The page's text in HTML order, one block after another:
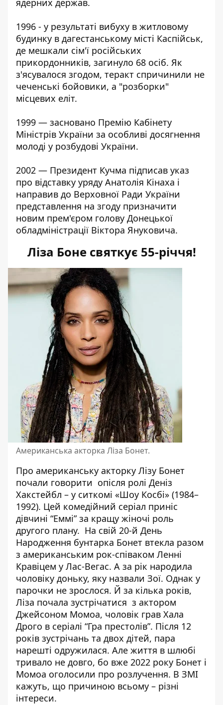
ядерних держав.
1996 - у результаті вибуху в житловому
будинку в дагестанському місті Каспійськ,
де мешкали сім'ї російських
прикордонників, загинуло 68 осіб. Як
з'ясувалося згодом, теракт спричинили не
чеченські бойовики, а "розборки"
місцевих еліт.
1999 — засновано Премію Кабінету
Міністрів України за особливі досягнення
молоді у розбудові України.
2002 — Президент Кучма підписав указ
про відставку уряду Анатолія Кінаха і
направив до Верховної Ради України
представлення на згоду призначити
новим прем'єром голову Донецької
обладміністрації Віктора Януковича.
Ліза Боне святкує 55-річчя!
Американська акторка Ліза Бонет.
Про американську акторку Лізу Бонет
почали говорити опісля ролі Деніз
Хакстейбл – у ситкомі «Шоу Косбі» (1984–
1992). Цей комедійний серіал приніс
дівчині “Еммі” за кращу жіночі роль
другого плану. На свій 20-й День
Народження бунтарка Бонет втекла разом
з американським рок-співаком Ленні
Кравіцем у Лас-Вегас. А за рік народила
чоловіку доньку, яку назвали Зої. Однак у
парочки не зрослося. Й за кілька років,
Ліза почала зустрічатися з актором
Джейсоном Момоа, чоловік грав Хала
Дрого в серіалі “Гра престолів”. Після 12
років зустрічань та двох дітей, пара
нарешті одружилася. Але життя в шлюбі
тривало не довго, бо вже 2022 року Бонет і
Момоа оголосили про розлучення. В ЗМІ
кажуть, що причиною всьому – різні
інтереси.